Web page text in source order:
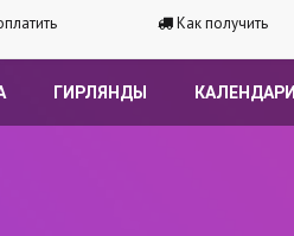
Как получить
ГИРЛЯНДЫ КАЛЕНДАРИ